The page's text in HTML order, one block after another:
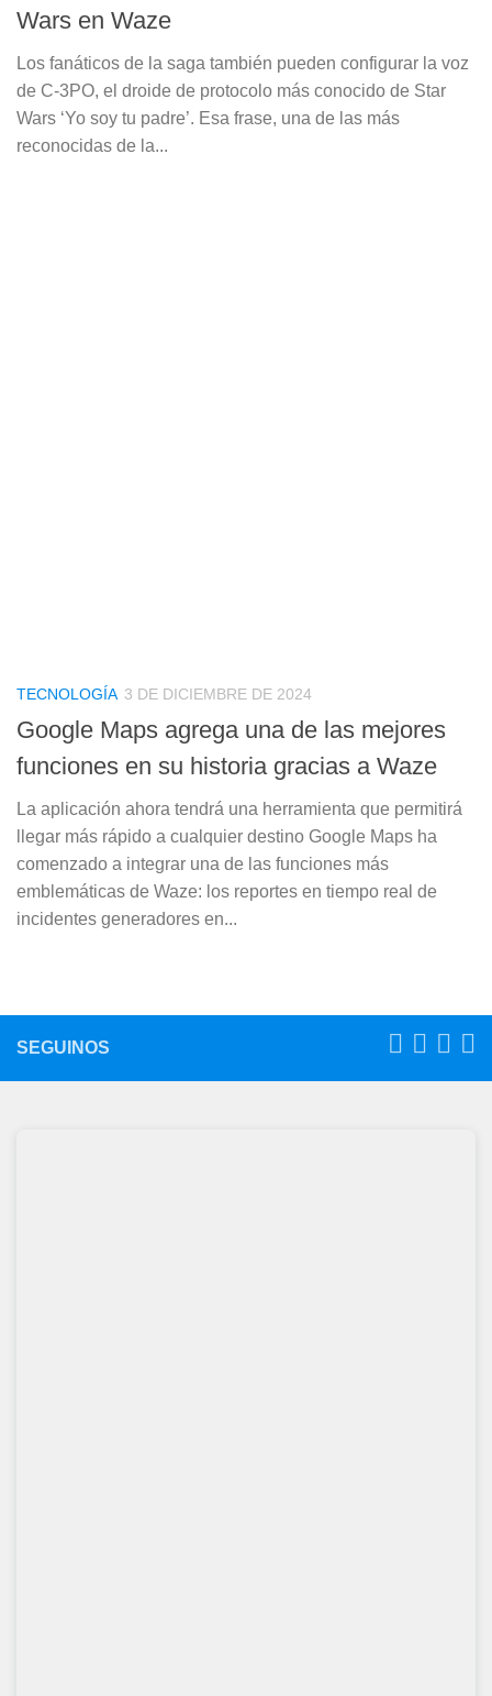
Wars en Waze
Los fanáticos de la saga también pueden configurar la voz
de C-3PO, el droide de protocolo más conocido de Star
Wars ‘Yo soy tu padre’. Esa frase, una de las más
reconocidas de la...
TECNOLOGÍA 3 DE DICIEMBRE DE 2024
Google Maps agrega una de las mejores
funciones en su historia gracias a Waze
La aplicación ahora tendrá una herramienta que permitirá
llegar más rápido a cualquier destino Google Maps ha
comenzado a integrar una de las funciones más
emblemáticas de Waze: los reportes en tiempo real de
incidentes generadores en...
SEGUINOS